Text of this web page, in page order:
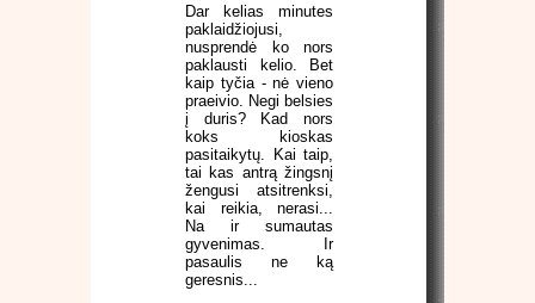
Dar kelias minutes
paklaidžiojusi,
nusprendė ko nors
paklausti kelio. Bet
kaip tyčia - nė vieno
praeivio. Negi belsies
į duris? Kad nors
koks kioskas
pasitaikytų. Kai taip,
tai kas antrą žingsnį
žengusi atsitrenksi,
kai reikia, nerasi...
Na ir sumautas
gyvenimas. Ir
pasaulis ne ką
geresnis...